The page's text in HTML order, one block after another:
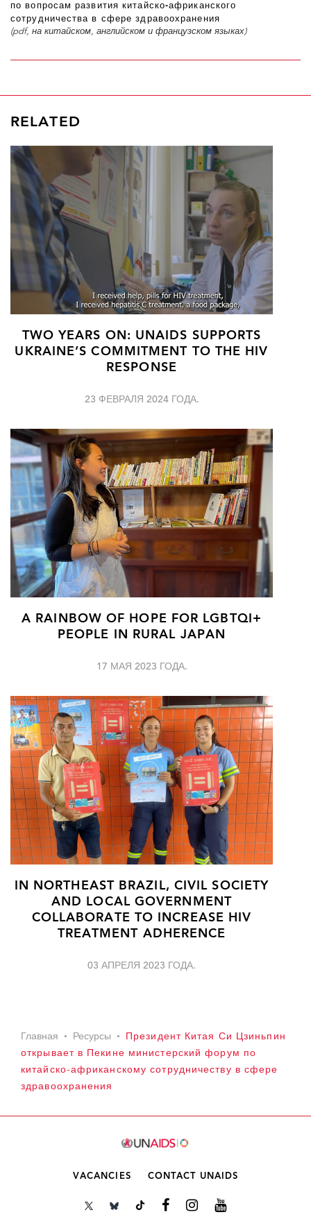
по вопросам развития китайско-африканского
сотрудничества в сфере здравоохранения
(pdf, на китайском, английском и французском языках)
RELATED
TWO YEARS ON: UNAIDS SUPPORTS
UKRAINE’S COMMITMENT TO THE HIV
RESPONSE
23 ФЕВРАЛЯ 2024 ГОДА.
A RAINBOW OF HOPE FOR LGBTQI+
PEOPLE IN RURAL JAPAN
17 МАЯ 2023 ГОДА.
IN NORTHEAST BRAZIL, CIVIL SOCIETY
AND LOCAL GOVERNMENT
COLLABORATE TO INCREASE HIV
TREATMENT ADHERENCE
03 АПРЕЛЯ 2023 ГОДА.
Главная Ресурсы
Президент Китая Си Цзиньпин
открывает в Пекине министерский форум по
китайско-африканскому сотрудничеству в сфере
здравоохранения
VACANCIES CONTACT UNAIDS